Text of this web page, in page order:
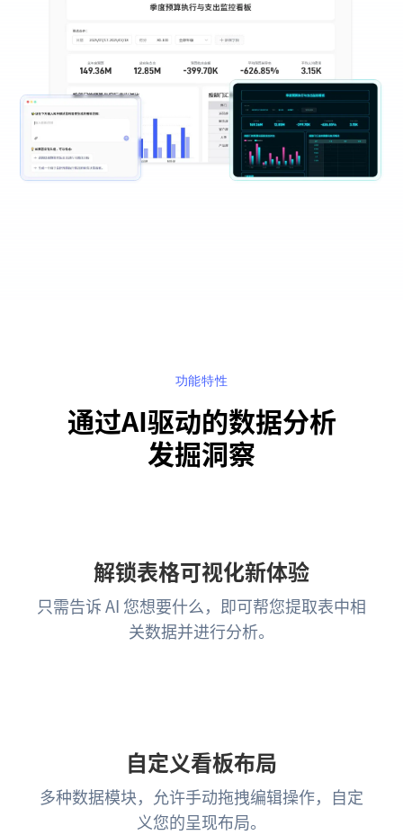
功能特性
通过AI驱动的数据分析
发掘洞察
解锁表格可视化新体验
只需告诉 AI 您想要什么，即可帮您提取表中相
关数据并进行分析。
自定义看板布局
多种数据模块，允许手动拖拽编辑操作，自定
义您的呈现布局。